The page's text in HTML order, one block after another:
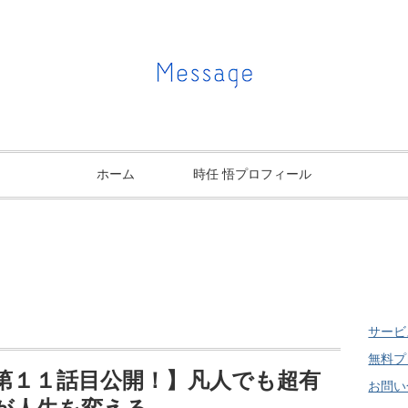
ホーム 時任 悟プロフィール
１話目公開！】凡人でも超有
サー
無料プ
お問